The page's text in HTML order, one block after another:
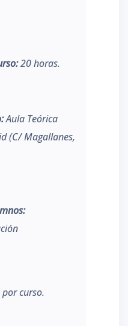
20 horas.
Aula Teórica
(C/ Magallanes,
curso.